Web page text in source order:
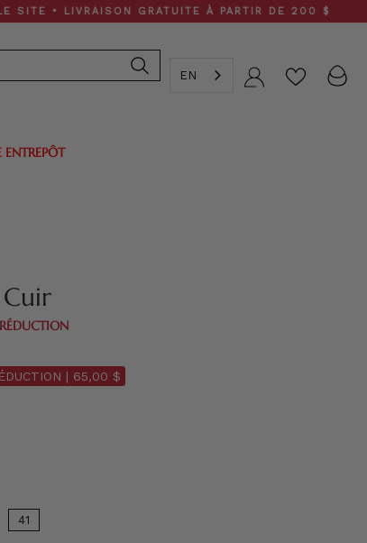
GRATUITE À PARTIR DE 200 $
EN Compte
ENTREPÔT
Cuir
| 65,00 $
41